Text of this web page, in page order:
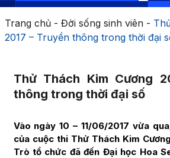
Trang chủ- Đời sống sinh viên-
2017 – Truyền thông trong thời đại
Thử Thách Kim Cương
thông trong thời đại số
Vào ngày 10 – 11/06/2017 vừa
của cuộc thi Thử Thách Kim
Trò tổ chức đã đến Đại học Hoa